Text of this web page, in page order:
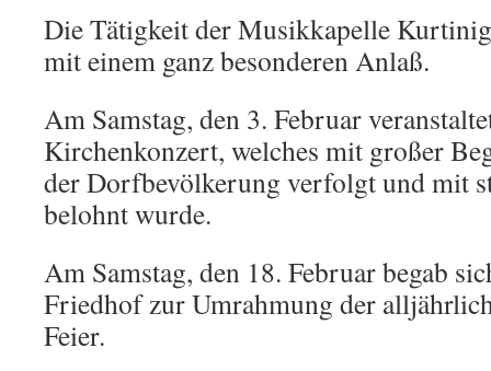
Die Tätigkeit der Musikkapelle
mit einem ganz besonderen Anlaß.
Am Samstag, den 3. Februar
Kirchenkonzert, welches mit großer
der Dorfbevölkerung verfolgt und mit
belohnt wurde.
Am Samstag, den 18. Februar begab
Friedhof zur Umrahmung der
Feier.